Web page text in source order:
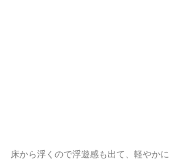
床から浮くので浮遊感も出て、軽やかに